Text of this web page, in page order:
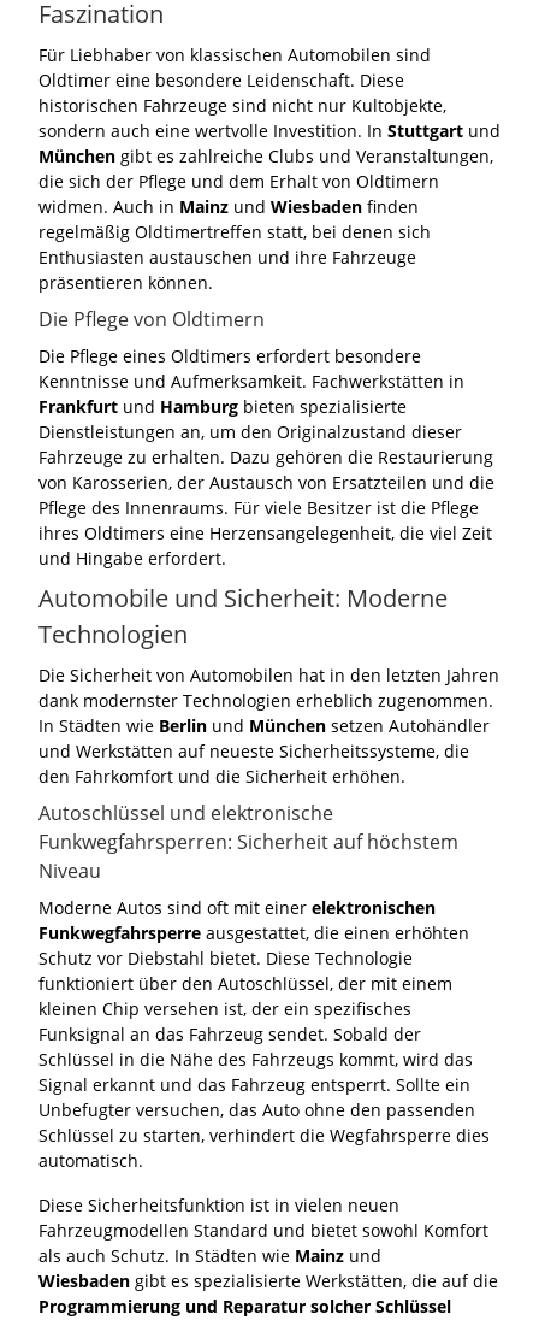
Faszination
Für Liebhaber von klassischen Automobilen sind
Oldtimer eine besondere Leidenschaft. Diese
historischen Fahrzeuge sind nicht nur Kultobjekte,
sondern auch eine wertvolle Investition. In Stuttgart und
München gibt es zahlreiche Clubs und Veranstaltungen,
die sich der Pflege und dem Erhalt von Oldtimern
widmen. Auch in Mainz und Wiesbaden finden
regelmäßig Oldtimertreffen statt, bei denen sich
Enthusiasten austauschen und ihre Fahrzeuge
präsentieren können.
Die Pflege von Oldtimern
Die Pflege eines Oldtimers erfordert besondere
Kenntnisse und Aufmerksamkeit. Fachwerkstätten in
Frankfurt und Hamburg bieten spezialisierte
Dienstleistungen an, um den Originalzustand dieser
Fahrzeuge zu erhalten. Dazu gehören die Restaurierung
von Karosserien, der Austausch von Ersatzteilen und die
Pflege des Innenraums. Für viele Besitzer ist die Pflege
ihres Oldtimers eine Herzensangelegenheit, die viel Zeit
und Hingabe erfordert.
Automobile und Sicherheit: Moderne
Technologien
Die Sicherheit von Automobilen hat in den letzten Jahren
dank modernster Technologien erheblich zugenommen.
In Städten wie Berlin und München setzen Autohändler
und Werkstätten auf neueste Sicherheitssysteme, die
den Fahrkomfort und die Sicherheit erhöhen.
Autoschlüssel und elektronische
Funkwegfahrsperren: Sicherheit auf höchstem
Niveau
Moderne Autos sind oft mit einer elektronischen
Funkwegfahrsperre ausgestattet, die einen erhöhten
Schutz vor Diebstahl bietet. Diese Technologie
funktioniert über den Autoschlüssel, der mit einem
kleinen Chip versehen ist, der ein spezifisches
Funksignal an das Fahrzeug sendet. Sobald der
Schlüssel in die Nähe des Fahrzeugs kommt, wird das
Signal erkannt und das Fahrzeug entsperrt. Sollte ein
Unbefugter versuchen, das Auto ohne den passenden
Schlüssel zu starten, verhindert die Wegfahrsperre dies
automatisch.
Diese Sicherheitsfunktion ist in vielen neuen
Fahrzeugmodellen Standard und bietet sowohl Komfort
als auch Schutz. In Städten wie Mainz und
Wiesbaden gibt es spezialisierte Werkstätten, die auf die
Programmierung und Reparatur solcher Schlüssel